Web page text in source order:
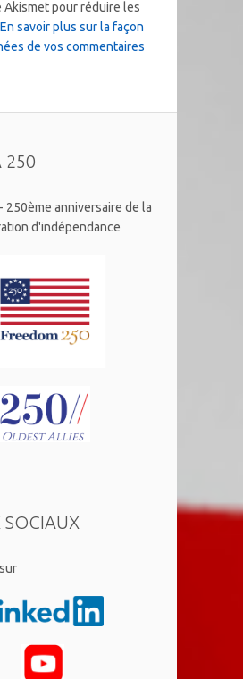
Akismet pour réduire les
En savoir plus sur la façon
de vos commentaires
250
250ème anniversaire de la
d'indépendance
SOCIAUX